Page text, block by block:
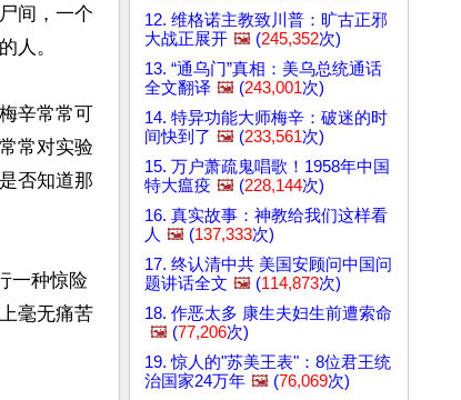
间，一个
人。
辛常常可
常对实验
否知道那
一种惊险
毫无痛苦
12. 维格诺主教致川普：旷古正邪
大战正展开 🖼️ (245,352次)
13. “通乌门”真相：美乌总统通话
全文翻译 🖼️ (243,001次)
14. 特异功能大师梅辛：破迷的时
间快到了 🖼️ (233,561次)
15. 万户萧疏鬼唱歌！1958年中国
特大瘟疫 🖼️ (228,144次)
16. 真实故事：神教给我们这样看
人 🖼️ (137,333次)
17. 终认清中共 美国安顾问中国问
题讲话全文 🖼️ (114,873次)
18. 作恶太多 康生夫妇生前遭索命
🖼️ (77,206次)
19. 惊人的"苏美王表"：8位君王统
治国家24万年 🖼️ (76,069次)